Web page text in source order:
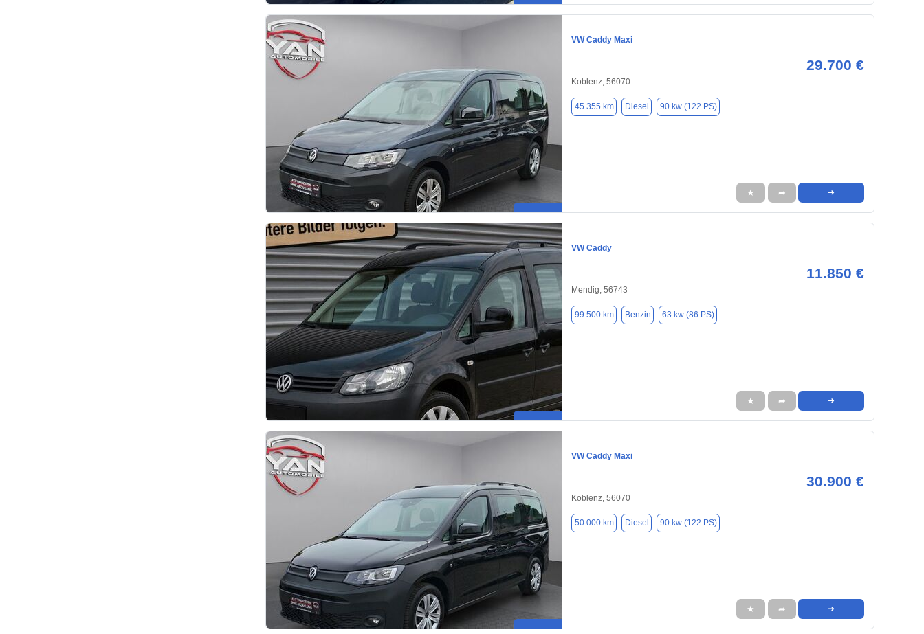
VW Caddy Maxi
29.700 €
Koblenz, 56070
45.355 km Diesel 90 kw (122 PS)
★ ➦ ➜
VW Caddy
11.850 €
Mendig, 56743
99.500 km Benzin 63 kw (86 PS)
★ ➦ ➜
VW Caddy Maxi
30.900 €
Koblenz, 56070
50.000 km Diesel 90 kw (122 PS)
★ ➦ ➜